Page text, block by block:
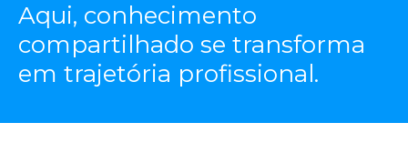
Aqui, conhecimento
compartilhado se transforma
em trajetória profissional.